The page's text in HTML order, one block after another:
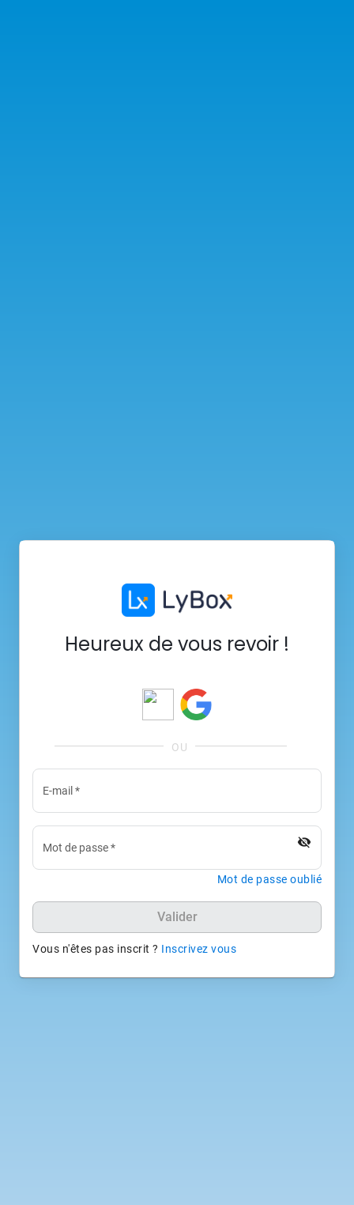
Heureux de vous revoir !
E-mail *
Mot de passe* visibility_off
Mot de passe oublié
Valider
Vous n'êtes pas inscrit ? Inscrivez vous